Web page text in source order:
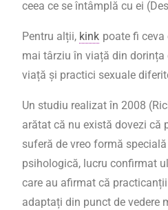
ceea ce se întâmplă cu ei
Pentru alții, kink poate fi
mai târziu în viață din dorința
viață și practici sexuale
Un studiu realizat în 2008
arătat că nu există dovezi că
suferă de vreo formă
psihologică, lucru confirmat
care au afirmat că practicanții
adaptați din punct de vedere